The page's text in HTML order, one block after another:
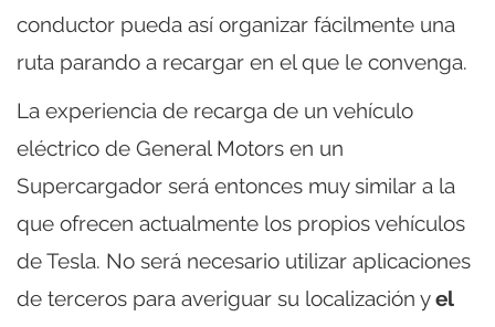
conductor pueda así organizar fácilmente una
ruta parando a recargar en el que le convenga.
La experiencia de recarga de un vehículo
eléctrico de General Motors en un
Supercargador será entonces muy similar a la
que ofrecen actualmente los propios vehículos
de Tesla. No será necesario utilizar aplicaciones
de terceros para averiguar su localización yel